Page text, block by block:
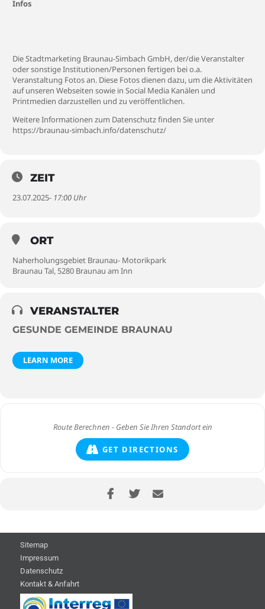
Infos
Die Stadtmarketing Braunau-Simbach GmbH, der/die Veranstalter
oder sonstige Institutionen/Personen fertigen bei o.a.
Veranstaltung Fotos an. Diese Fotos dienen dazu, um die Aktivitäten
auf unseren Webseiten sowie in Social Media Kanälen und
Printmedien darzustellen und zu veröffentlichen.
Weitere Informationen zum Datenschutz finden Sie unter
https://braunau-simbach.info/datenschutz/
ZEIT
23.07.2025- 17:00 Uhr
ORT
Naherholungsgebiet Braunau- Motorikpark
Braunau Tal, 5280 Braunau am Inn
VERANSTALTER
GESUNDE GEMEINDE BRAUNAU
LEARN MORE
GET DIRECTIONS
Sitemap
Impressum
Datenschutz
Kontakt & Anfahrt